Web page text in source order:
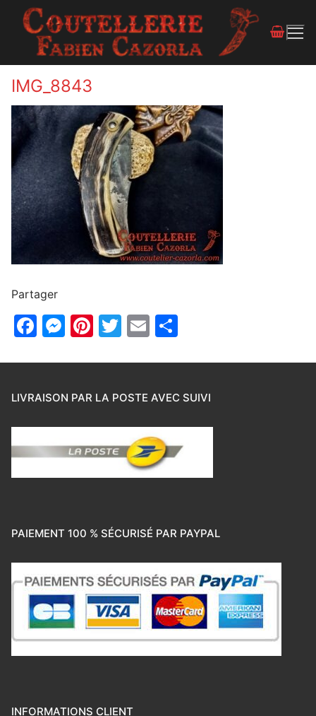
IMG_8843
Partager
Facebook
Messenger
Pinterest
Twitter
Email
LIVRAISON PAR LA POSTE AVEC SUIVI
PAIEMENT 100 % SÉCURISÉ PAR PAYPAL
INFORMATIONS CLIENT